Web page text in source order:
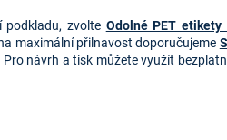
podkladu, zvolte Odolné PET etikety
maximální přilnavost doporučujeme
Pro návrh a tisk můžete využít